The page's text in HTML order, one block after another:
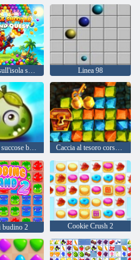
Missione sull'isola sparabolle Linea 98
Avventura succose bacche Caccia al tesoro corsa all'oro
budino 2 Cookie Crush 2